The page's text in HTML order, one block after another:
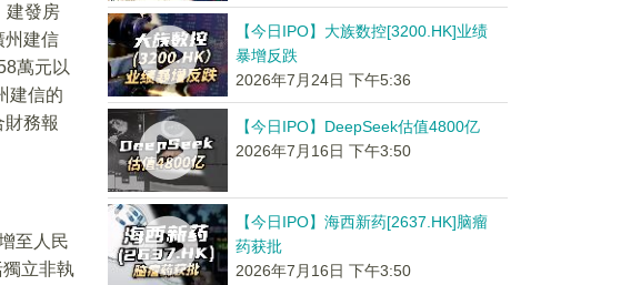
建發房
州建信
萬元以
建信的
務報
至人民
立非執
【今日IPO】大族数控[3200.HK]业绩
暴增反跌
2026年7月24日 下午5:36
【今日IPO】DeepSeek估值4800亿
2026年7月16日 下午3:50
【今日IPO】海西新药[2637.HK]脑瘤
药获批
2026年7月16日 下午3:50